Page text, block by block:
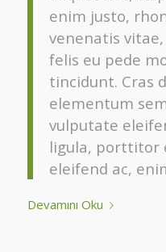
enim justo,
venenatis
felis eu pede
tincidunt. Cras
elementum
vulputate
ligula, porttitor
eleifend ac,
Devamını Oku